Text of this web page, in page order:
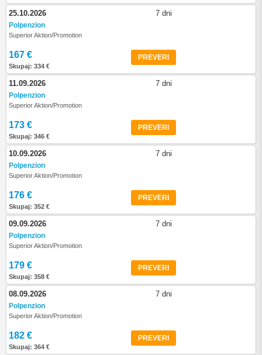
25.10.2026 7 dni
Polpenzion
Superior Aktion/Promotion
167 €
Skupaj: 334 €
PREVERI
11.09.2026 7 dni
Polpenzion
Superior Aktion/Promotion
173 €
Skupaj: 346 €
PREVERI
10.09.2026 7 dni
Polpenzion
Superior Aktion/Promotion
176 €
Skupaj: 352 €
PREVERI
09.09.2026 7 dni
Polpenzion
Superior Aktion/Promotion
179 €
Skupaj: 358 €
PREVERI
08.09.2026 7 dni
Polpenzion
Superior Aktion/Promotion
182 €
Skupaj: 364 €
PREVERI